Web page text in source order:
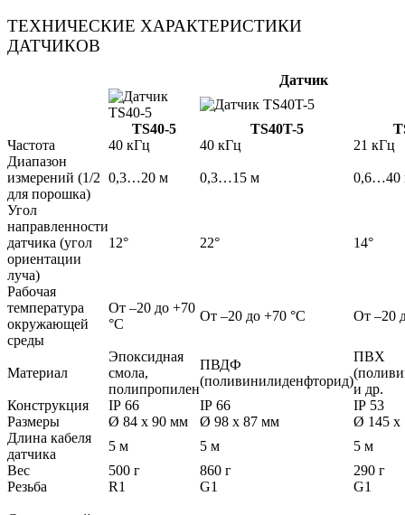
ТЕХНИЧЕСКИЕ ХАРАКТЕРИСТИКИ
ДАТЧИКОВ
Датчик
TS40-5 TS40T-5
Частота
40 кГц 40 кГц
21 кГц
Диапазон
измерений (1/2
для порошка)
0,3…20 м 0,3…15 м 0,6…40
Угол
направленности
датчика (угол
ориентации
луча)
12° 22° 14°
Рабочая
температура
окружающей
среды
От –20 до +70
°C
От –20 до +70 °C От –20
Материал
Эпоксидная
смола,
полипропилен
ПВДФ
(поливинилиденфторид)
ПВХ
и др.
Конструкция
IP 66 IP 66
IP 53
Размеры
Ø 84 x 90 мм Ø 98 x 87 мм
Ø 145 x
Длина кабеля
датчика
5 м 5 м
5 м
Вес
500 г 860 г
290 г
Резьба
R1 G1 G1